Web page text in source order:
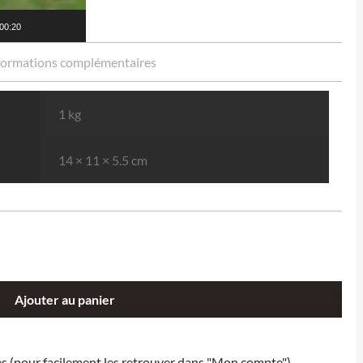
00:20
complémentaires
1 kg
14 × 11 × 5.5 cm
Ajouter au panier